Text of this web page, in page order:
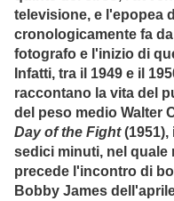
televisione, e l'epopea
cronologicamente fa
fotografo e l'inizio di
Infatti, tra il 1949 e il
raccontano la vita del
del peso medio Walter
Day of the Fight(1951),
sedici minuti, nel quale
precede l'incontro di
Bobby James